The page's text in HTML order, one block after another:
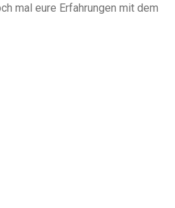
mal eure Erfahrungen mit dem